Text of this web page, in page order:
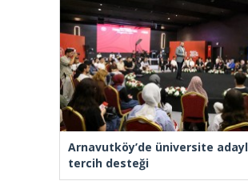
Arnavutköy’de üniversite
tercih desteği